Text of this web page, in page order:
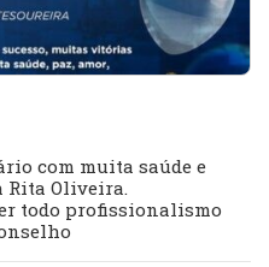
com muita saúde e
Rita Oliveira.
todo profissionalismo